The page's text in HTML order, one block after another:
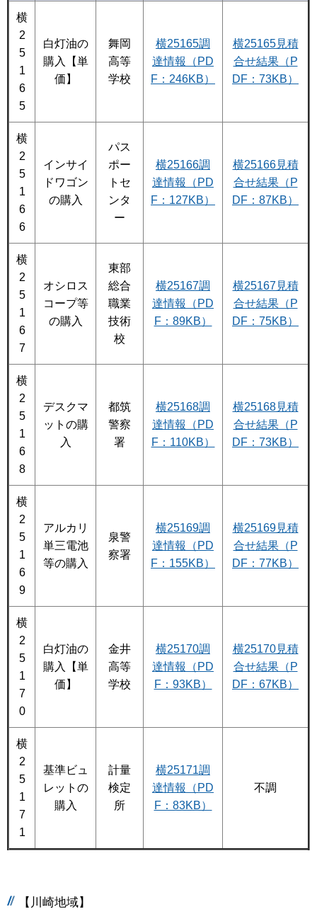
横
2
5
1
6
5
白灯油の
購入【単
価】
舞岡
高等
学校
横25165調
達情報（PD
F：246KB）
横25165見積
合せ結果（P
DF：73KB）
横
2
5
1
6
6
インサイ
ドワゴン
の購入
パス
ポー
トセ
ンタ
ー
横25166調
達情報（PD
F：127KB）
横25166見積
合せ結果（P
DF：87KB）
横
2
5
1
6
7
オシロス
コープ等
の購入
東部
総合
職業
技術
校
横25167調
達情報（PD
F：89KB）
横25167見積
合せ結果（P
DF：75KB）
横
2
5
1
6
8
デスクマ
ットの購
入
都筑
警察
署
横25168調
達情報（PD
F：110KB）
横25168見積
合せ結果（P
DF：73KB）
横
2
5
1
6
9
アルカリ
単三電池
等の購入
泉警
察署
横25169調
達情報（PD
F：155KB）
横25169見積
合せ結果（P
DF：77KB）
横
2
5
1
7
0
白灯油の
購入【単
価】
金井
高等
学校
横25170調
達情報（PD
F：93KB）
横25170見積
合せ結果（P
DF：67KB）
横
2
5
1
7
1
基準ビュ
レットの
購入
計量
検定
所
横25171調
達情報（PD
F：83KB）
不調
【川崎地域】